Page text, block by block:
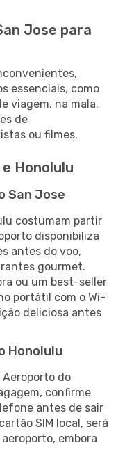
Jose para
essenciais, como
viagem, na mala.
de
ou filmes.
Honolulu
San Jose
costumam partir
disponibiliza
antes do voo,
gourmet.
ou um best-seller
portátil com o Wi-
deliciosa antes
Honolulu
Aeroporto do
confirme
antes de sair
SIM local, será
embora